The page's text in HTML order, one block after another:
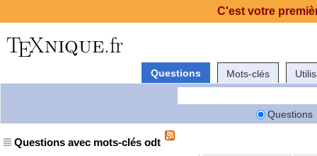
Questions Mots-clés
Questions
Questions avec mots-clés odt
C'est votre